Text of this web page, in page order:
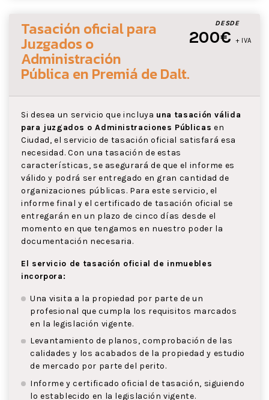
DESDE
200€ + IVA
Tasación oficial para
Juzgados o
Administración
Pública en Premiá de Dalt.
Si desea un servicio que incluya una tasación válida
para juzgados o Administraciones Públicas en
Ciudad, el servicio de tasación oficial satisfará esa
necesidad. Con una tasación de estas
características, se asegurará de que el informe es
válido y podrá ser entregado en gran cantidad de
organizaciones públicas. Para este servicio, el
informe final y el certificado de tasación oficial se
entregarán en un plazo de cinco días desde el
momento en que tengamos en nuestro poder la
documentación necesaria.
El servicio de tasación oficial de inmuebles
incorpora:
Una visita a la propiedad por parte de un
profesional que cumpla los requisitos marcados
en la legislación vigente.
Levantamiento de planos, comprobación de las
calidades y los acabados de la propiedad y estudio
de mercado por parte del perito.
Informe y certificado oficial de tasación, siguiendo
lo establecido en la legislación vigente.